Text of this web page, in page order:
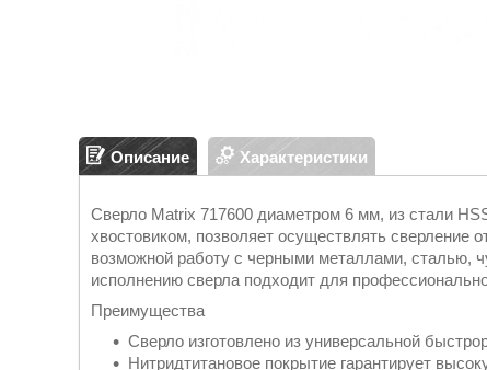
Описание Характеристики
Сверло Matrix 717600 диаметром 6 мм, из стали
хвостовиком, позволяет осуществлять сверление
возможной работу с черными металлами, сталью,
исполнению сверла подходит для
Преимущества
Сверло изготовлено из универсальной
Нитридтитановое покрытие гарантирует